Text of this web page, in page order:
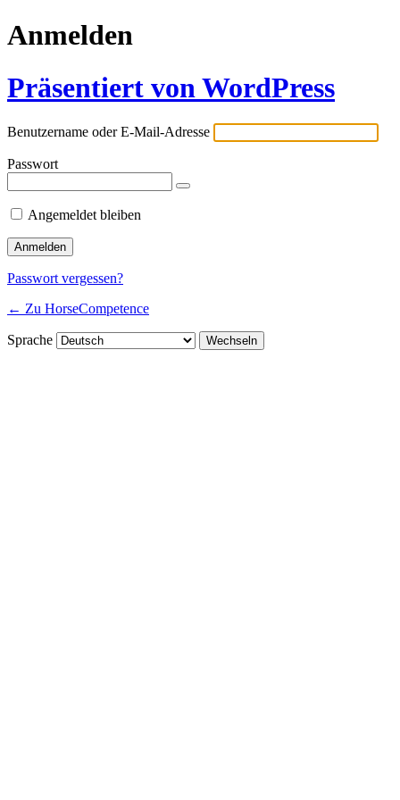
Anmelden
Präsentiert von WordPress
Benutzername oder E-Mail-Adresse
Passwort
Angemeldet bleiben
Passwort vergessen?
← Zu HorseCompetence
Sprache